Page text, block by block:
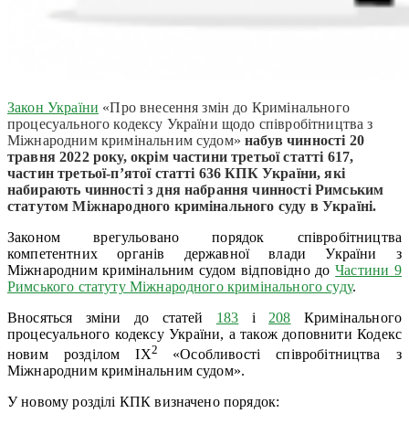
Закон України «Про внесення змін до Кримінального
процесуального кодексу України щодо співробітництва з
Міжнародним кримінальним судом»набув чинності 20
травня 2022 року, окрім частини третьої статті 617,
частин третьої-п’ятої статті 636 КПК України, які
набирають чинності з дня набрання чинності Римським
статутом Міжнародного кримінального суду в Україні.
Законом врегульовано порядок співробітництва
компетентних органів державної влади України з
Міжнародним кримінальним судом відповідно доЧастини 9
Римського статуту Міжнародного кримінального суду.
Вносяться зміни до статей 183 і 208 Кримінального
процесуального кодексу України, а також доповнити Кодекс
новим розділом ІХ2 «Особливості співробітництва з
Міжнародним кримінальним судом».
У новому розділі КПК визначено порядок: